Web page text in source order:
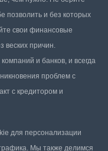
позволить и без которых
свои финансовые
веских причин.
и банков, и всегда
проблем с
с кредитором и
для персонализации
Мы также делимся